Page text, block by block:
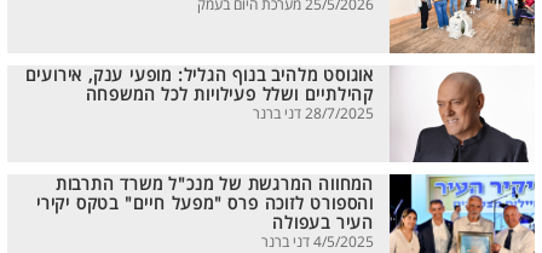
25/5/2026 מערכת היום בעמק
אוגוסט מלהיב בנוף הגליל: מופעי ענק, אירועים
קהילתיים ושלל פעילויות לכל המשפחה
28/7/2025 דני ברנר
המחווה המרגשת של מנכ"ל משרד התרבות
והספורט לזוכה פרס "מפעל חיים" בטקס יקירי
העיר בעפולה
4/5/2025 דני ברנר